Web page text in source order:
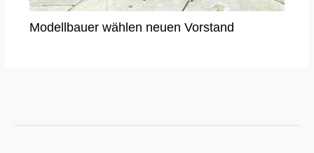
Modellbauer wählen neuen Vorstand